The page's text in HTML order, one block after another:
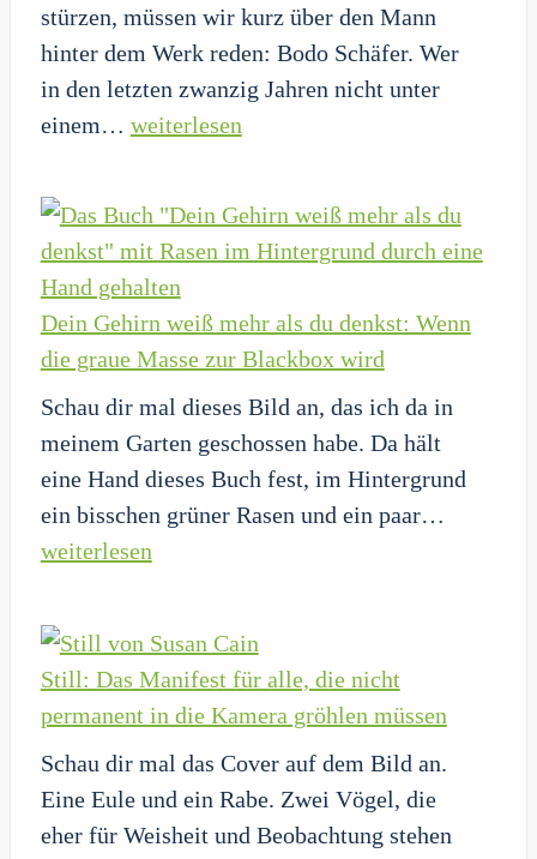
King
of
Rap
zum
wird
stürzen, müssen wir kurz über den Mann
hinter dem Werk reden: Bodo Schäfer. Wer
in den letzten zwanzig Jahren nicht unter
einem… Ein
MONEY:
Wenn
der
Money-
Coach
den
Vierbeiner
auspackt
weiterlesen
Dein Gehirn weiß mehr als du denkst: Wenn
die graue Masse zur Blackbox wird
Schau dir mal dieses Bild an, das ich da in
meinem Garten geschossen habe. Da hält
eine Hand dieses Buch fest, im Hintergrund
ein bisschen grüner Rasen und ein paar…
graue
weiterlesen
Still: Das Manifest für alle, die nicht
permanent in die Kamera gröhlen müssen
Schau dir mal das Cover auf dem Bild an.
Eine Eule und ein Rabe. Zwei Vögel, die
eher für Weisheit und Beobachtung stehen